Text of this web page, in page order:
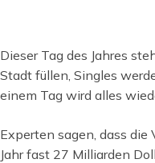
Dieser Tag des Jahres
Stadt füllen, Singles
einem Tag wird alles
Experten sagen, dass die
Jahr fast 27 Milliarden